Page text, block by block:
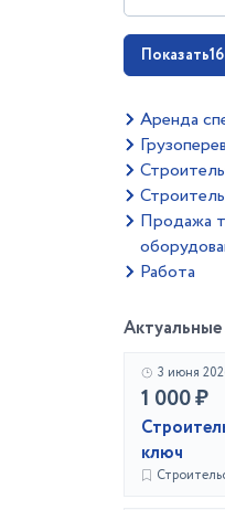
Показать
Аренда
Продажа
Работа
Актуальные
3 июня
1 000 ₽
ключ